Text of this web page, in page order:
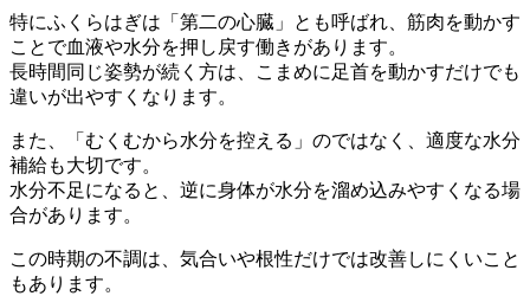
特にふくらはぎは「第二の心臓」とも呼ばれ、筋肉を動かす
ことで血液や水分を押し戻す働きがあります。
長時間同じ姿勢が続く方は、こまめに足首を動かすだけでも
違いが出やすくなります。
また、「むくむから水分を控える」のではなく、適度な水分
補給も大切です。
水分不足になると、逆に身体が水分を溜め込みやすくなる場
合があります。
この時期の不調は、気合いや根性だけでは改善しにくいこと
もあります。